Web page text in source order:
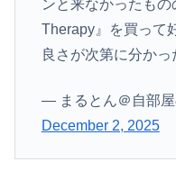
ンと来なかったも
Therapy』を買って
良さが次第に分かっ
— まるとん＠自部
December 2, 2025